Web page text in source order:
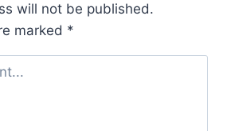
will not be published.
marked *